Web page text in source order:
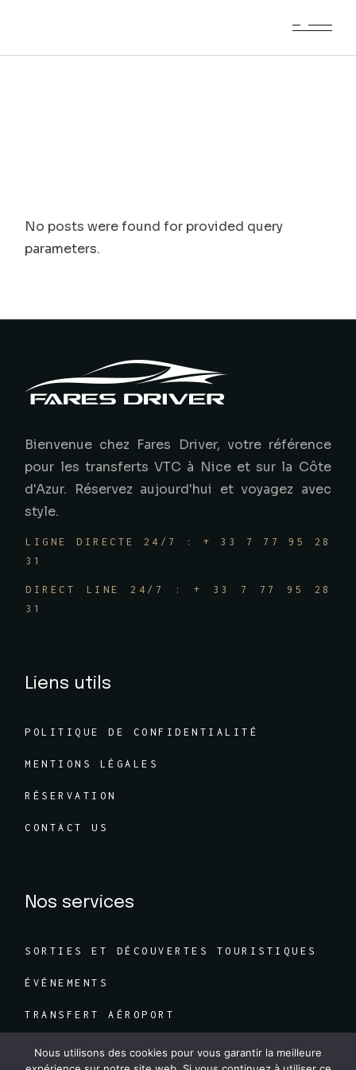
No posts were found for provided query
parameters.
Bienvenue chez Fares Driver, votre référence
pour les transferts VTC à Nice et sur la Côte
d'Azur. Réservez aujourd'hui et voyagez avec
style.
LIGNE DIRECTE 24/7 : + 33 7 77 95 28
31
DIRECT LINE 24/7 : + 33 7 77 95 28
31
Liens utils
POLITIQUE DE CONFIDENTIALITÉ
MENTIONS LÉGALES
RÉSERVATION
CONTACT US
Nos services
SORTIES ET DÉCOUVERTES TOURISTIQUES
ÉVÉNEMENTS
TRANSFERT AÉROPORT
MARIAGES
Nous utilisons des cookies pour vous garantir la meilleure